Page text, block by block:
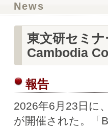
News
東文研セミ
Cambodia
報告
2026年6月23日に
が開催された。「